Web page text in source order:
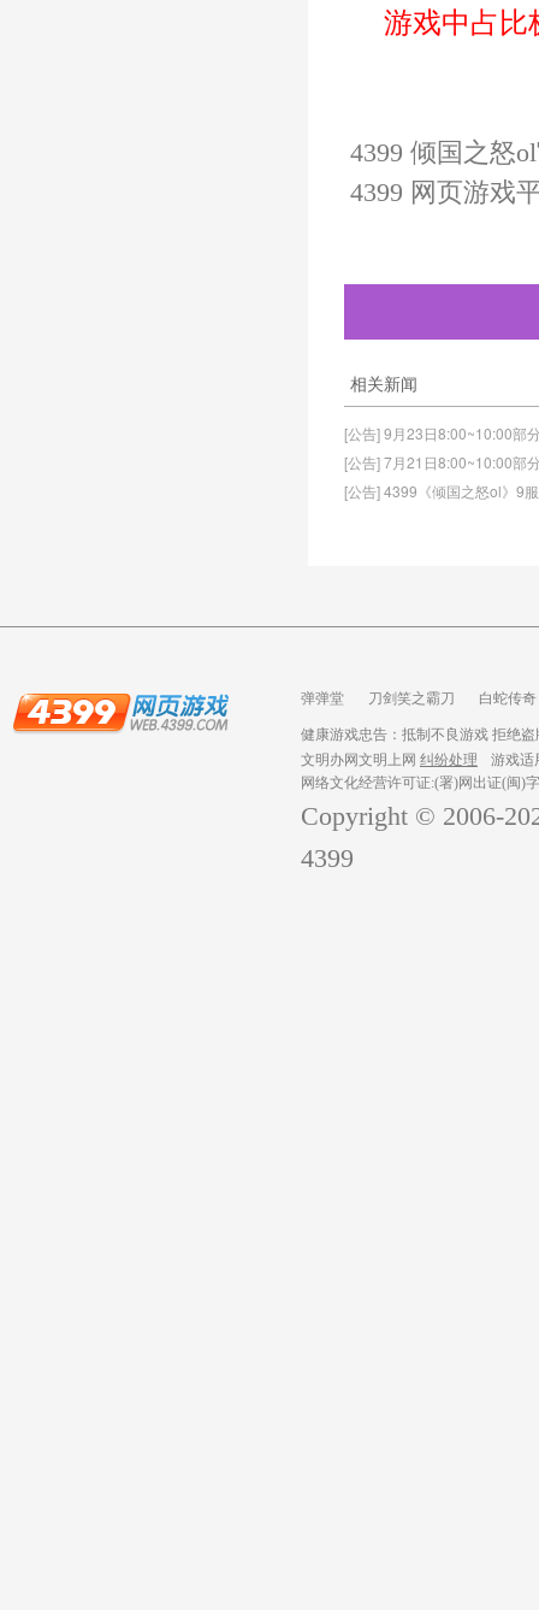
游戏中占比
4399 倾国之怒
4399 网页游戏
相关新闻
[公告] 9月23日8:00~10:00部
[公告] 7月21日8:00~10:00部
[公告] 4399《倾国之怒ol》9
弹弹堂 刀剑笑之霸刀
白蛇传奇
健康游戏忠告：抵制不良游戏 拒绝
文明办网文明上网 纠纷处理
游戏适
网络文化经营许可证:(署)网出证(闽)
Copyright © 2006-
4399